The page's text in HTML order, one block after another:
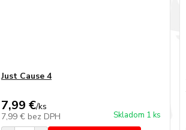
Just Cause 4
7,99 €/ks
7,99 € bez DPH Skladom 1 ks